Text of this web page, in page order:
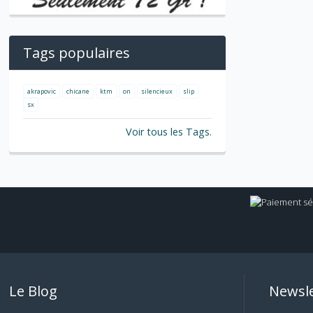
Tags populaires
akrapovic chicane ktm on silencieux
slip
sx
Voir tous les Tags.
Le Blog